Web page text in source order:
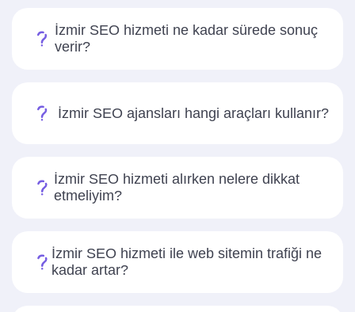
İzmir SEO hizmeti ne kadar sürede sonuç
verir?
İzmir SEO ajansları hangi araçları kullanır?
İzmir SEO hizmeti alırken nelere dikkat
etmeliyim?
İzmir SEO hizmeti ile web sitemin trafiği ne
kadar artar?